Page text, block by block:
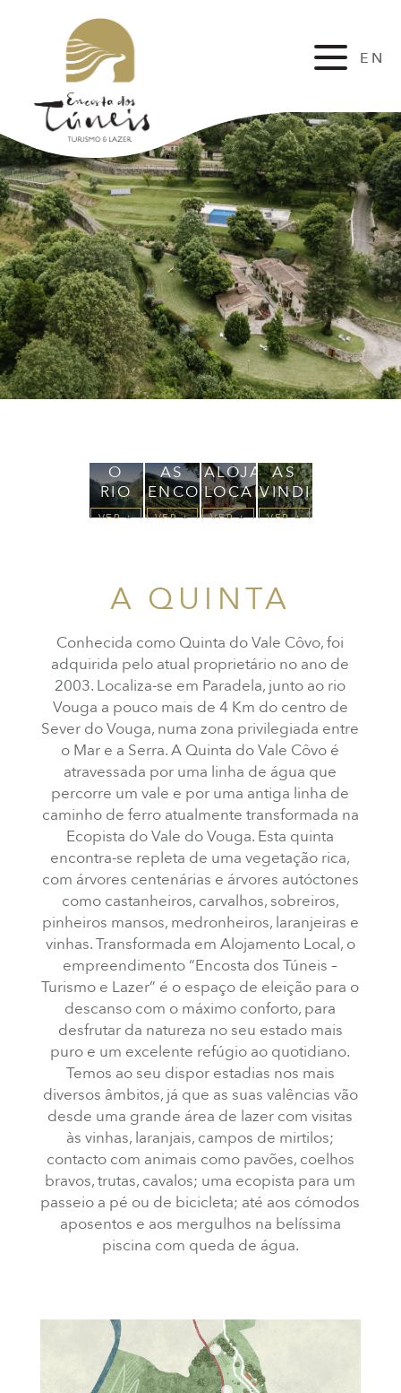
EN
O
RIO
VER +
AS
ENCOSTAS
VER +
ALOJAMENTO
LOCAL
VER +
AS
VINDIMAS
VER +
A QUINTA
Conhecida como Quinta do Vale Côvo, foi
adquirida pelo atual proprietário no ano de
2003. Localiza-se em Paradela, junto ao rio
Vouga a pouco mais de 4 Km do centro de
Sever do Vouga, numa zona privilegiada entre
o Mar e a Serra. A Quinta do Vale Côvo é
atravessada por uma linha de água que
percorre um vale e por uma antiga linha de
caminho de ferro atualmente transformada na
Ecopista do Vale do Vouga. Esta quinta
encontra-se repleta de uma vegetação rica,
com árvores centenárias e árvores autóctones
como castanheiros, carvalhos, sobreiros,
pinheiros mansos, medronheiros, laranjeiras e
vinhas. Transformada em Alojamento Local, o
empreendimento “Encosta dos Túneis –
Turismo e Lazer” é o espaço de eleição para o
descanso com o máximo conforto, para
desfrutar da natureza no seu estado mais
puro e um excelente refúgio ao quotidiano.
Temos ao seu dispor estadias nos mais
diversos âmbitos, já que as suas valências vão
desde uma grande área de lazer com visitas
às vinhas, laranjais, campos de mirtilos;
contacto com animais como pavões, coelhos
bravos, trutas, cavalos; uma ecopista para um
passeio a pé ou de bicicleta; até aos cómodos
aposentos e aos mergulhos na belíssima
piscina com queda de água.